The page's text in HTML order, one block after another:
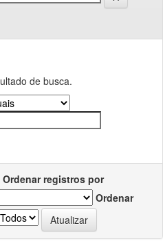
de busca.
Ordenar registros por
Ordenar